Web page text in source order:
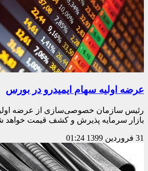
عرضه اولیه سهام ایمیدرو در بورس
رئیس سازمان خصوصی‌سازی از عرضه
بازار سرمایه پذیرش و کشف قیمت خواهد
31 فروردین 1399 01:24